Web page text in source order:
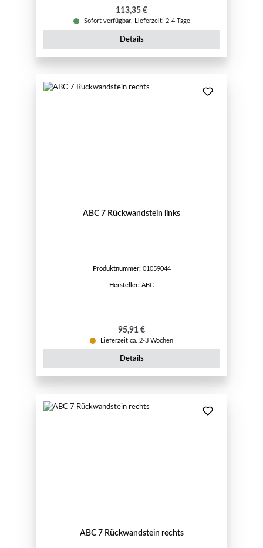
Regulärer Preis:
113,35 €
Sofort verfügbar, Lieferzeit: 2-4 Tage
Details
ABC 7 Rückwandstein links
Produktnummer: 01059044
Hersteller: ABC
Regulärer Preis:
95,91 €
Lieferzeit ca. 2-3 Wochen
Details
ABC 7 Rückwandstein rechts